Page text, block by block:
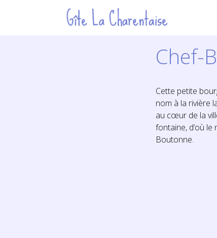
Chef-
Cette petite
nom à la rivière
au cœur de la
fontaine, d’où
Boutonne.